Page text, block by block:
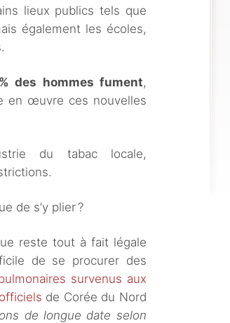
lieux publics tels que
également les écoles,
des hommes fument,
en œuvre ces nouvelles
du tabac locale,
de s’y plier ?
reste tout à fait légale
de se procurer des
survenus aux
de Corée du Nord
de longue date selon